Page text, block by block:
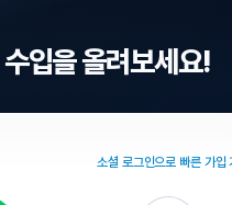
입을 올려보세요!
소셜 로그인으로 빠른 가입